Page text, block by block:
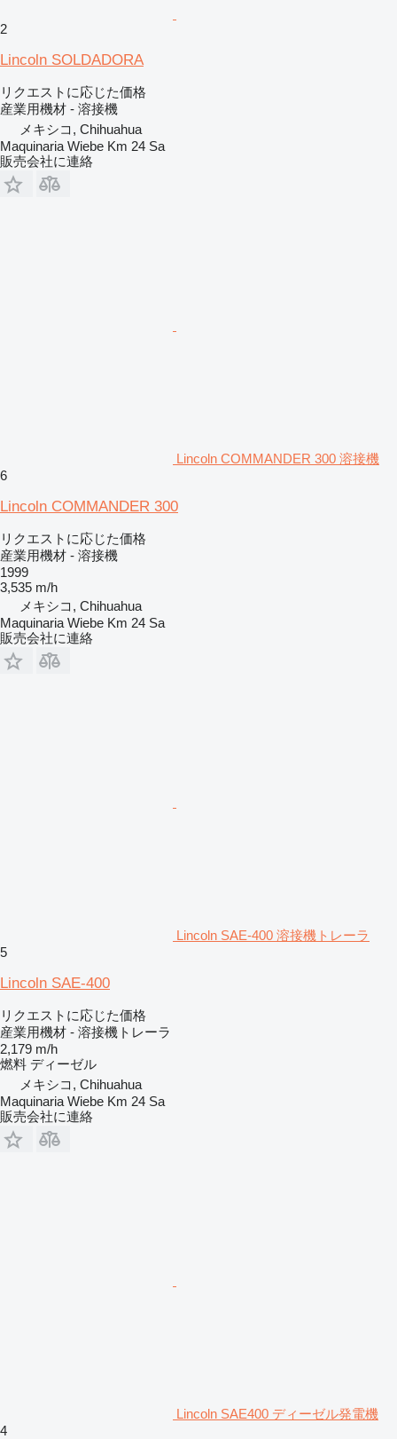
2
Lincoln SOLDADORA
リクエストに応じた価格
産業用機材 - 溶接機
メキシコ, Chihuahua
Maquinaria Wiebe Km 24 Sa
販売会社に連絡
Lincoln COMMANDER 300 溶接機
6
Lincoln COMMANDER 300
リクエストに応じた価格
産業用機材 - 溶接機
1999
3,535 m/h
メキシコ, Chihuahua
Maquinaria Wiebe Km 24 Sa
販売会社に連絡
Lincoln SAE-400 溶接機トレーラ
5
Lincoln SAE-400
リクエストに応じた価格
産業用機材 - 溶接機トレーラ
2,179 m/h
燃料 ディーゼル
メキシコ, Chihuahua
Maquinaria Wiebe Km 24 Sa
販売会社に連絡
Lincoln SAE400 ディーゼル発電機
4